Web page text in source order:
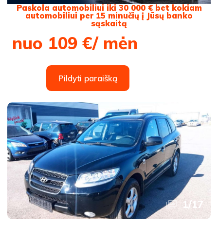
Paskola automobiliui iki 30 000 € bet kokiam
automobiliui per 15 minučių į Jūsų banko
sąskaitą
nuo 109 €/ mėn
Pildyti paraišką
1/17